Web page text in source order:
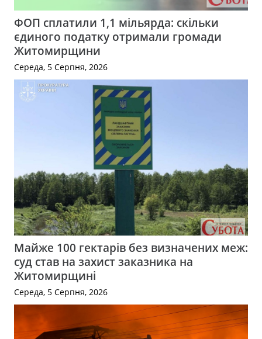
ФОП сплатили 1,1 мільярда: скільки
єдиного податку отримали громади
Житомирщини
Середа, 5 Серпня, 2026
Майже 100 гектарів без визначених меж:
суд став на захист заказника на
Житомирщині
Середа, 5 Серпня, 2026